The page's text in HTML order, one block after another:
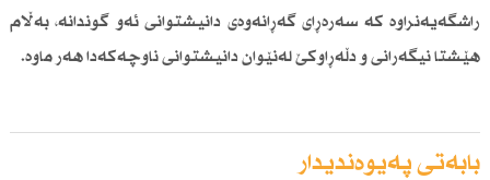
راشگەیەنراوە كە سەرەڕای گەڕانەوەی دانیشتوانی ئەو گوندانە، بەڵام
هێشتا نیگەرانی و دڵەڕاوكێ لەنێوان دانیشتوانی ناوچەكەدا هەر ماوە.
بابەتی پەیوەندیدار